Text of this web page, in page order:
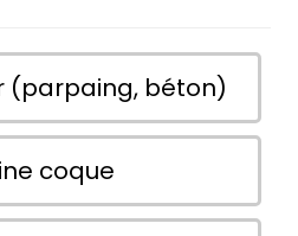
(parpaing, béton)
coque